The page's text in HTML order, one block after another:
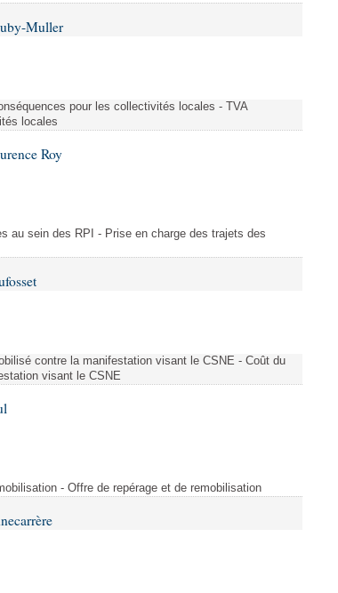
Muller
pour les collectivités locales - TVA
locales
Roy
au sein des RPI - Prise en charge des trajets des
contre la manifestation visant le CSNE - Coût du
visant le CSNE
- Offre de repérage et de remobilisation